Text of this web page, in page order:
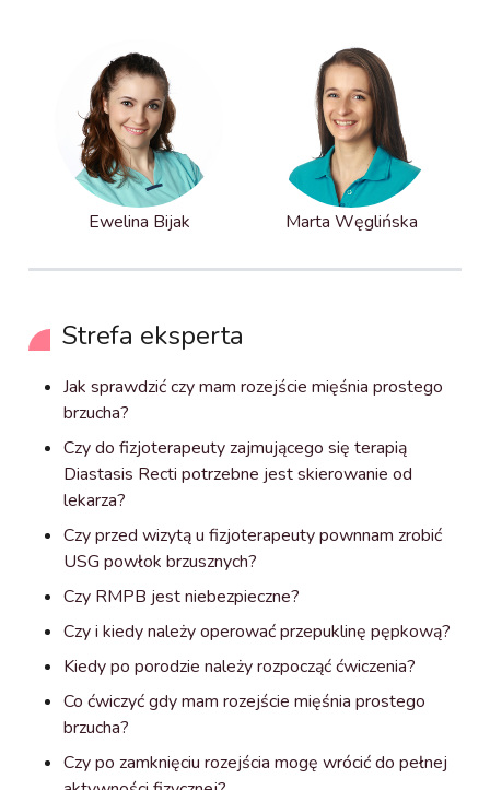
Ewelina Bijak Marta Węglińska
Strefa eksperta
Jak sprawdzić czy mam rozejście mięśnia prostego
brzucha?
Czy do fizjoterapeuty zajmującego się terapią
Diastasis Recti potrzebne jest skierowanie od
lekarza?
Czy przed wizytą u fizjoterapeuty pownnam zrobić
USG powłok brzusznych?
Czy RMPB jest niebezpieczne?
Czy i kiedy należy operować przepuklinę pępkową?
Kiedy po porodzie należy rozpocząć ćwiczenia?
Co ćwiczyć gdy mam rozejście mięśnia prostego
brzucha?
Czy po zamknięciu rozejścia mogę wrócić do pełnej